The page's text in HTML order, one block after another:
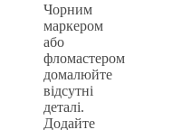
Чорним
маркером
або
фломастером
домалюйте
відсутні
деталі.
Додайте